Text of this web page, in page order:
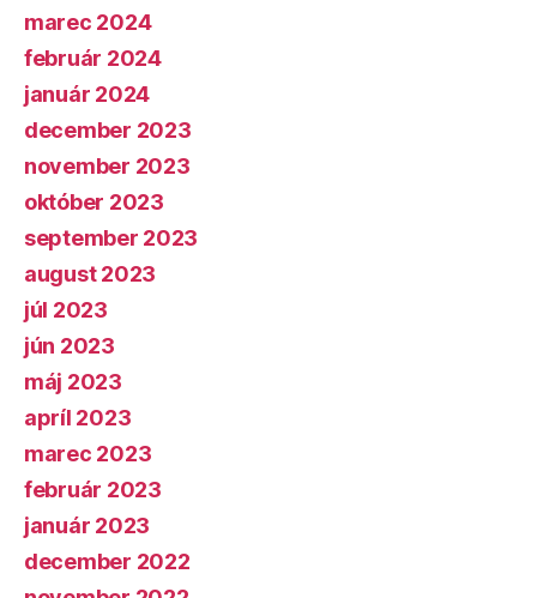
marec 2024
február 2024
január 2024
december 2023
november 2023
október 2023
september 2023
august 2023
júl 2023
jún 2023
máj 2023
apríl 2023
marec 2023
február 2023
január 2023
december 2022